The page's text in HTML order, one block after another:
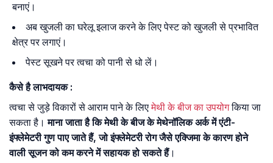
बनाएं।
अब खुजली का घरेलू इलाज करने के लिए पेस्ट को खुजली से प्रभावित
क्षेत्र पर लगाएं।
पेस्ट सूखने पर त्वचा को पानी से धो लें।
कैसे है लाभदायक:
त्वचा से जुड़े विकारों से आराम पाने के लिएमेथी के बीज का उपयोगकिया जा
सकता है।माना जाता है कि मेथी के बीज के मेथेनॉलिक अर्क में एंटी-
इंफ्लेमेटरी गुण पाए जाते हैं, जो इंफ्लेमेटरी रोग जैसे एक्जिमा के कारण होने
वाली सूजन को कम करने में सहायक हो सकते हैं।